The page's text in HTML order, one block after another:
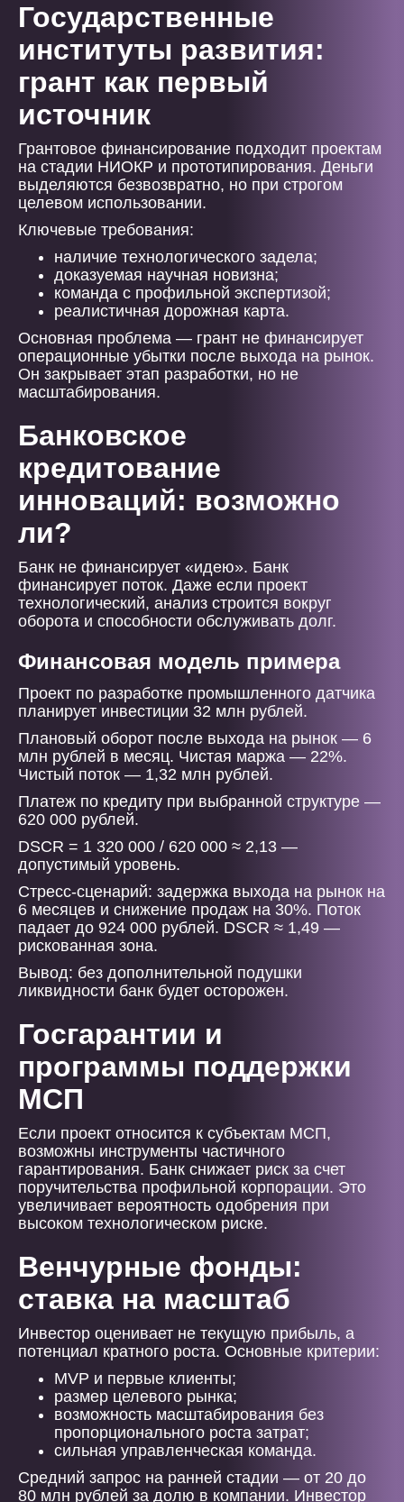
Государственные
институты развития:
грант как первый
источник
Грантовое финансирование подходит проектам
на стадии НИОКР и прототипирования. Деньги
выделяются безвозвратно, но при строгом
целевом использовании.
Ключевые требования:
наличие технологического задела;
доказуемая научная новизна;
команда с профильной экспертизой;
реалистичная дорожная карта.
Основная проблема — грант не финансирует
операционные убытки после выхода на рынок.
Он закрывает этап разработки, но не
масштабирования.
Банковское
кредитование
инноваций: возможно
ли?
Банк не финансирует «идею». Банк
финансирует поток. Даже если проект
технологический, анализ строится вокруг
оборота и способности обслуживать долг.
Финансовая модель примера
Проект по разработке промышленного датчика
планирует инвестиции 32 млн рублей.
Плановый оборот после выхода на рынок — 6
млн рублей в месяц. Чистая маржа — 22%.
Чистый поток — 1,32 млн рублей.
Платеж по кредиту при выбранной структуре —
620 000 рублей.
DSCR = 1 320 000 / 620 000 ≈ 2,13 —
допустимый уровень.
Стресс-сценарий: задержка выхода на рынок на
6 месяцев и снижение продаж на 30%. Поток
падает до 924 000 рублей. DSCR ≈ 1,49 —
рискованная зона.
Вывод: без дополнительной подушки
ликвидности банк будет осторожен.
Госгарантии и
программы поддержки
МСП
Если проект относится к субъектам МСП,
возможны инструменты частичного
гарантирования. Банк снижает риск за счет
поручительства профильной корпорации. Это
увеличивает вероятность одобрения при
высоком технологическом риске.
Венчурные фонды:
ставка на масштаб
Инвестор оценивает не текущую прибыль, а
потенциал кратного роста. Основные критерии:
MVP и первые клиенты;
размер целевого рынка;
возможность масштабирования без
пропорционального роста затрат;
сильная управленческая команда.
Средний запрос на ранней стадии — от 20 до
80 млн рублей за долю в компании. Инвестор